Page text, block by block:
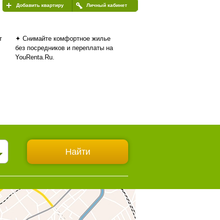
Личный кабинет
Добавить квартиру
✦ Снимайте комфортное жилье
без посредников и переплаты на
YouRenta.Ru.